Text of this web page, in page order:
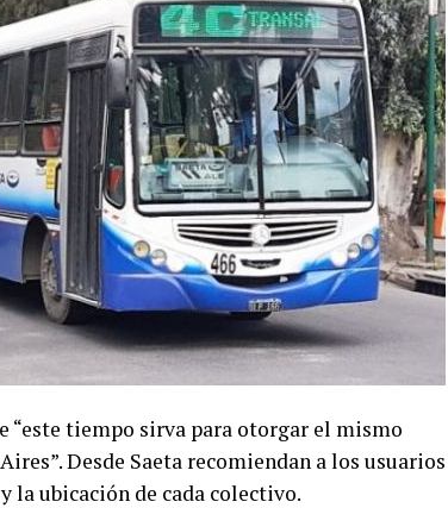
“este tiempo sirva para otorgar el mismo
Desde Saeta recomiendan a los usuarios
la ubicación de cada colectivo.